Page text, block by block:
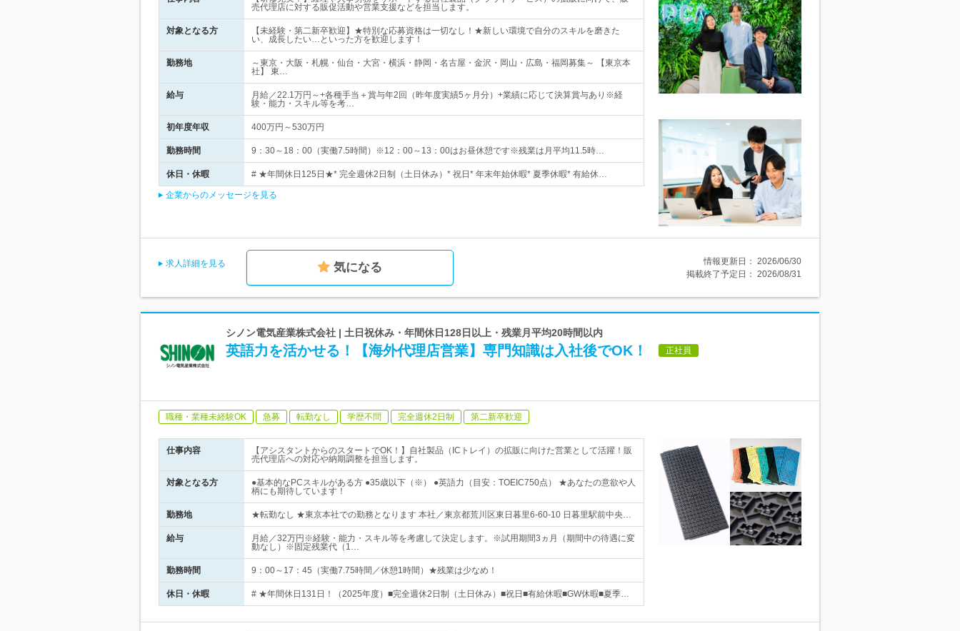
売代理店に対する販促活動や営業支援などを担当します。
対象となる方
【未経験・第二新卒歓迎】★特別な応募資格は一切なし！★新しい環境で自分のスキルを磨きた
い、成長したい…といった方を歓迎します！
勤務地
～東京・大阪・札幌・仙台・大宮・横浜・静岡・名古屋・金沢・岡山・広島・福岡募集～ 【東京本
社】 東…
給与
月給／22.1万円～+各種手当＋賞与年2回（昨年度実績5ヶ月分）+業績に応じて決算賞与あり※経
験・能力・スキル等を考…
初年度年収 400万円～530万円
勤務時間 9：30～18：00（実働7.5時間）※12：00～13：00はお昼休憩です※残業は月平均11.5時…
休日・休暇 # ★年間休日125日★* 完全週休2日制（土日休み）* 祝日* 年末年始休暇* 夏季休暇* 有給休…
企業からのメッセージを見る
求人詳細を見る 気になる 情報更新日： 2026/06/30
掲載終了予定日： 2026/08/31
シノン電気産業株式会社 | 土日祝休み・年間休日128日以上・残業月平均20時間以内
英語力を活かせる！【海外代理店営業】専門知識は入社後でOK！ 正社員
職種・業種未経験OK 急募 転勤なし 学歴不問 完全週休2日制 第二新卒歓迎
仕事内容
【アシスタントからのスタートでOK！】自社製品（ICトレイ）の拡販に向けた営業として活躍！販
売代理店への対応や納期調整を担当します。
対象となる方
●基本的なPCスキルがある方 ●35歳以下（※） ●英語力（目安：TOEIC750点） ★あなたの意欲や人
柄にも期待しています！
勤務地 ★転勤なし ★東京本社での勤務となります 本社／東京都荒川区東日暮里6-60-10 日暮里駅前中央…
給与
月給／32万円※経験・能力・スキル等を考慮して決定します。※試用期間3ヵ月（期間中の待遇に変
動なし）※固定残業代（1…
勤務時間 9：00～17：45（実働7.75時間／休憩1時間）★残業は少なめ！
休日・休暇 # ★年間休日131日！（2025年度）■完全週休2日制（土日休み）■祝日■有給休暇■GW休暇■夏季…